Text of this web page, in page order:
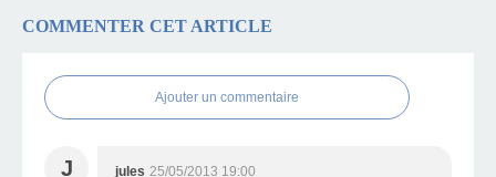
COMMENTER CET ARTICLE
Ajouter un commentaire
J jules 25/05/2013 19:00